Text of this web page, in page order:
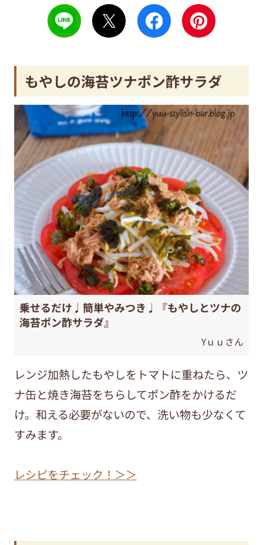
もやしの海苔ツナポン酢サラダ
乗せるだけ♩簡単やみつき♩『もやしとツナの
海苔ポン酢サラダ』
Yｕｕさん
レンジ加熱したもやしをトマトに重ねたら、ツ
ナ缶と焼き海苔をちらしてポン酢をかけるだ
け。和える必要がないので、洗い物も少なくて
すみます。
レシピをチェック！＞＞